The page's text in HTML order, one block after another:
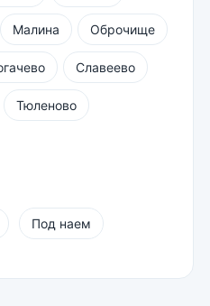
Малина Оброчище
Славеево
Тюленово
Под наем